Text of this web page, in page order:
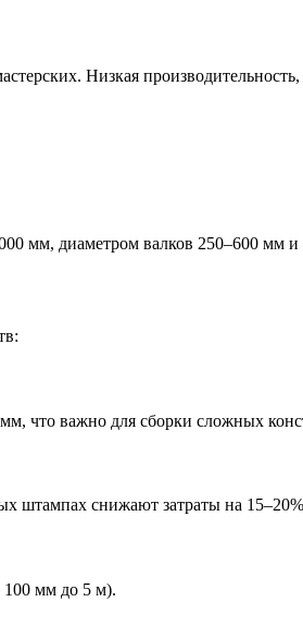
Низкая
мм, диаметром валков 250–600 мм
что важно для сборки сложных
штампах снижают затраты на
100 мм до 5 м).